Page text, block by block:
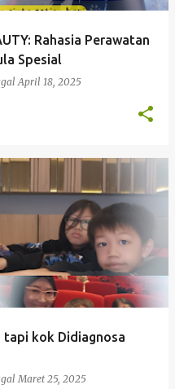
Rahasia Perawatan
Spesial
April 18, 2025
tapi kok Didiagnosa
Maret 25, 2025